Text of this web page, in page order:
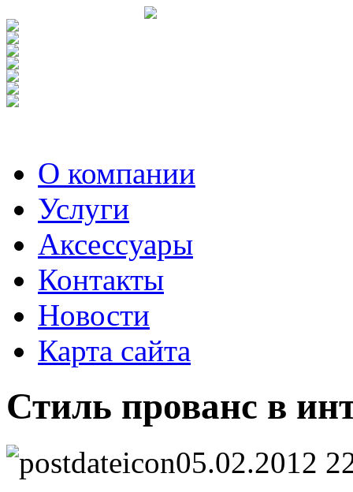
О компании
Услуги
Аксесcуары
Контакты
Новости
Карта сайта
Стиль прованс в
05.02.2012